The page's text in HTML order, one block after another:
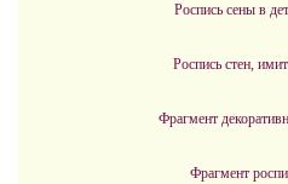
Роспись сены в
Роспись стен,
Фрагмент
Фрагмент